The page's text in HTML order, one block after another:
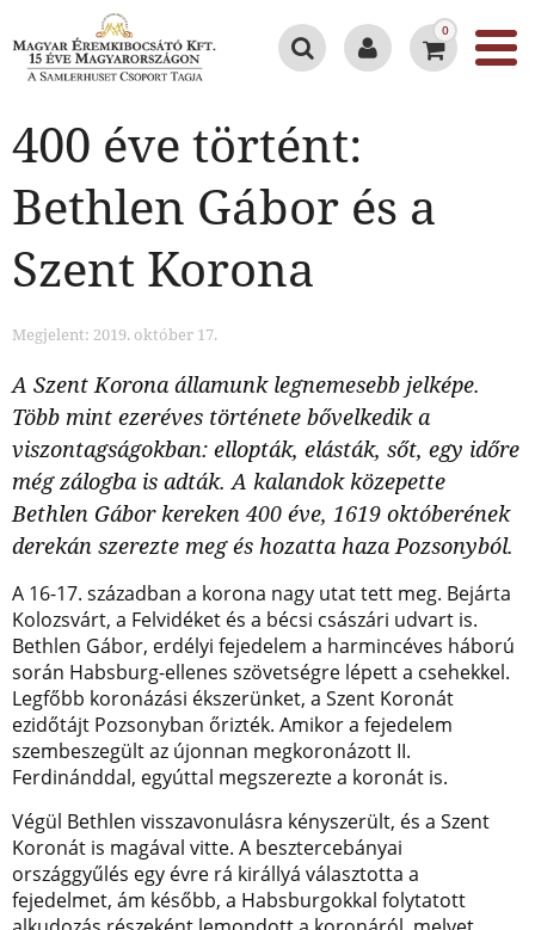
0
400 éve történt:
Bethlen Gábor és a
Szent Korona
Megjelent: 2019. október 17.
A Szent Korona államunk legnemesebb jelképe.
Több mint ezeréves története bővelkedik a
viszontagságokban: ellopták, elásták, sőt, egy időre
még zálogba is adták. A kalandok közepette
Bethlen Gábor kereken 400 éve, 1619 októberének
derekán szerezte meg és hozatta haza Pozsonyból.
A 16-17. században a korona nagy utat tett meg. Bejárta
Kolozsvárt, a Felvidéket és a bécsi császári udvart is.
Bethlen Gábor, erdélyi fejedelem a harmincéves háború
során Habsburg-ellenes szövetségre lépett a csehekkel.
Legfőbb koronázási ékszerünket, a Szent Koronát
ezidőtájt Pozsonyban őrizték. Amikor a fejedelem
szembeszegült az újonnan megkoronázott II.
Ferdinánddal, egyúttal megszerezte a koronát is.
Végül Bethlen visszavonulásra kényszerült, és a Szent
Koronát is magával vitte. A besztercebányai
országgyűlés egy évre rá királlyá választotta a
fejedelmet, ám később, a Habsburgokkal folytatott